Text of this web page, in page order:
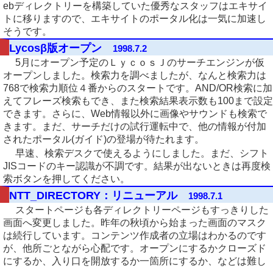
ebディレクトリーを構築していた優秀なスタッフはエキサイ
トに移りますので、エキサイトのポータル化は一気に加速し
そうです。
Lycosβ版オープン
1998.7.2
5月にオープン予定のＬｙｃｏｓＪのサーチエンジンが仮
オープンしました。検索力を調べましたが、なんと検索力は
768で検索力順位４番からのスタートです。AND/OR検索に加
えてフレーズ検索もでき、また検索結果表示数も100まで設定
できます。さらに、Web情報以外に画像やサウンドも検索で
きます。まだ、サーチだけの試行運転中で、他の情報が付加
されたポータル(ガイド)の登場が待たれます。
早速、検索デスクで使えるようにしました。まだ、シフト
JISコードのキー認識が不調です。結果が出ないときは再度検
索ボタンを押してください。
NTT_DIRECTORY：リニューアル
1998.7.1
スタートページも各ディレクトリーページもすっきりした
画面へ変更しました。昨年の秋頃から始まった画面のマスク
は続行しています。コンテンツ作成者の立場はわかるのです
が、他所ごとながら心配です。オープンにするかクローズド
にするか、入り口を開放するか一箇所にするか、などは難し